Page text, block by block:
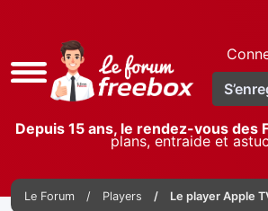
Accès
rapide
Depuis 15 ans, le rendez-vous des
plans, entraide et
Le Forum Players Le player Apple